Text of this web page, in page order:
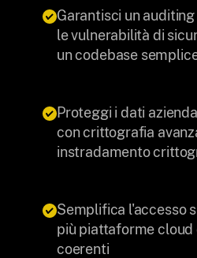
Garantisci un
le vulnerabilità di
un codebase
Proteggi i dati
con crittografia
instradamento
Semplifica l'accesso
più piattaforme cloud
coerenti